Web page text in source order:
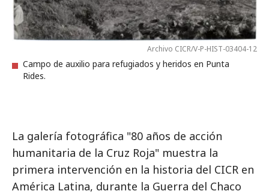
Archivo CICR/V-P-HIST-03404-12
Campo de auxilio para refugiados y heridos en Punta
Rides.
La galería fotográfica "80 años de acción
humanitaria de la Cruz Roja" muestra la
primera intervención en la historia del CICR en
América Latina, durante la Guerra del Chaco